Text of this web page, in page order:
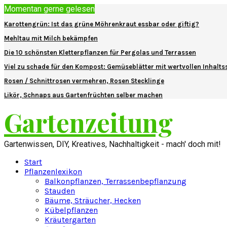
Momentan gerne gelesen
Karottengrün: Ist das grüne Möhrenkraut essbar oder giftig?
Mehltau mit Milch bekämpfen
Die 10 schönsten Kletterpflanzen für Pergolas und Terrassen
Viel zu schade für den Kompost: Gemüseblätter mit wertvollen
Rosen / Schnittrosen vermehren, Rosen Stecklinge
Likör, Schnaps aus Gartenfrüchten selber machen
Gartenzeitung
Gartenwissen, DIY, Kreatives, Nachhaltigkeit - mach' doch mit!
Start
Pflanzenlexikon
Balkonpflanzen, Terrassenbepflanzung
Stauden
Bäume, Sträucher, Hecken
Kübelpflanzen
Kräutergarten